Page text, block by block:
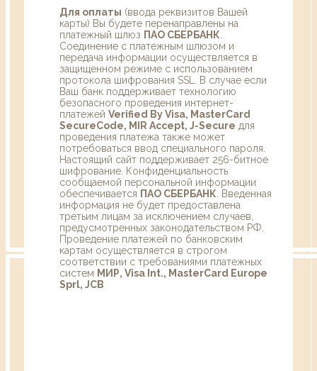
Для оплаты (ввода реквизитов Вашей
карты) Вы будете перенаправлены на
платежный шлюз ПАО СБЕРБАНК
Соединение с платежным шлюзом и
передача информации осуществляется в
защищенном режиме с использованием
протокола шифрования SSL. В случае если
Ваш банк поддерживает технологию
безопасного проведения интернет-
платежей Verified By Visa, MasterCard
SecureCode, MIR Accept, J-Secure для
проведения платежа также может
потребоваться ввод специального пароля.
Настоящий сайт поддерживает 256-битное
шифрование. Конфиденциальность
сообщаемой персональной информации
обеспечивается ПАО СБЕРБАНК . Введенная
информация не будет предоставлена
третьим лицам за исключением случаев,
предусмотренных законодательством РФ.
Проведение платежей по банковским
картам осуществляется в строгом
соответствии с требованиями платежных
систем МИР, Visa Int., MasterCard Europe
Sprl, JCB